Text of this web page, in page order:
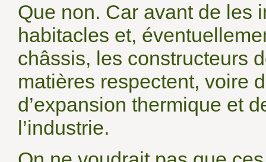
Que non. Car avant de les
habitacles et,
châssis, les constructeurs
matières respectent, voire
d’expansion thermique et
l’industrie.